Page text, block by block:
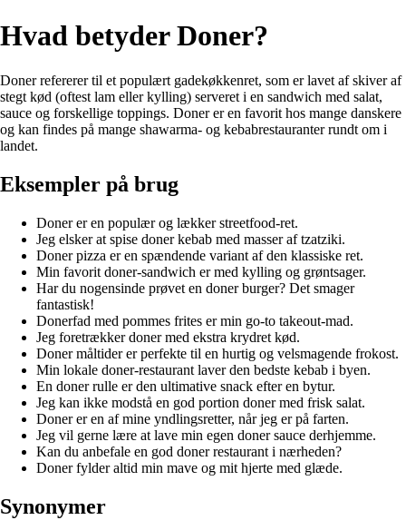
Hvad betyder Doner?
Doner refererer til et populært gadekøkkenret, som er lavet af skiver af
stegt kød (oftest lam eller kylling) serveret i en sandwich med salat,
sauce og forskellige toppings. Doner er en favorit hos mange danskere
og kan findes på mange shawarma- og kebabrestauranter rundt om i
landet.
Eksempler på brug
Doner er en populær og lækker streetfood-ret.
Jeg elsker at spise doner kebab med masser af tzatziki.
Doner pizza er en spændende variant af den klassiske ret.
Min favorit doner-sandwich er med kylling og grøntsager.
Har du nogensinde prøvet en doner burger? Det smager
fantastisk!
Donerfad med pommes frites er min go-to takeout-mad.
Jeg foretrækker doner med ekstra krydret kød.
Doner måltider er perfekte til en hurtig og velsmagende frokost.
Min lokale doner-restaurant laver den bedste kebab i byen.
En doner rulle er den ultimative snack efter en bytur.
Jeg kan ikke modstå en god portion doner med frisk salat.
Doner er en af mine yndlingsretter, når jeg er på farten.
Jeg vil gerne lære at lave min egen doner sauce derhjemme.
Kan du anbefale en god doner restaurant i nærheden?
Doner fylder altid min mave og mit hjerte med glæde.
Synonymer